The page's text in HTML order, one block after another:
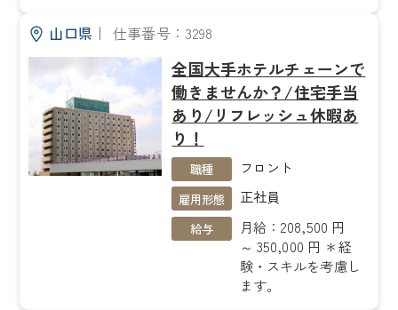
山口県｜ 仕事番号：3298
全国大手ホテルチェーンで
働きませんか？/住宅手当
あり/リフレッシュ休暇あ
り！
職種 フロント
雇用形態 正社員
給与
月給：208,500 円
～ 350,000 円 ＊経
験・スキルを考慮し
ます。